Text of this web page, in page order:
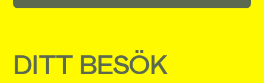
DITT BESÖK